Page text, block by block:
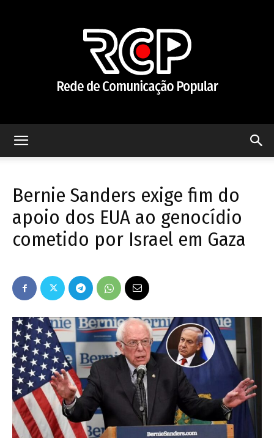
Popular
–
AL
Bernie Sanders exige fim do
apoio dos EUA ao genocídio
cometido por Israel em Gaza